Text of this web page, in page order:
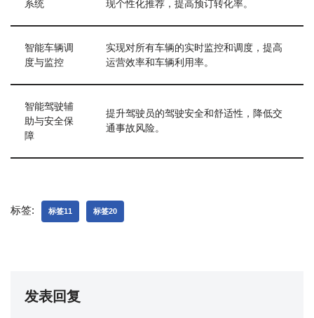
系统 现个性化推荐，提高预订转化率。
智能车辆调
度与监控
实现对所有车辆的实时监控和调度，提高
运营效率和车辆利用率。
智能驾驶辅
助与安全保
障
提升驾驶员的驾驶安全和舒适性，降低交
通事故风险。
标签: 标签11 标签20
发表回复